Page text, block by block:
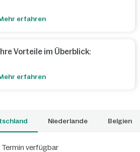
erfahren
Ihre Vorteile im Überblick:
erfahren
Niederlande Belgien
verfügbar